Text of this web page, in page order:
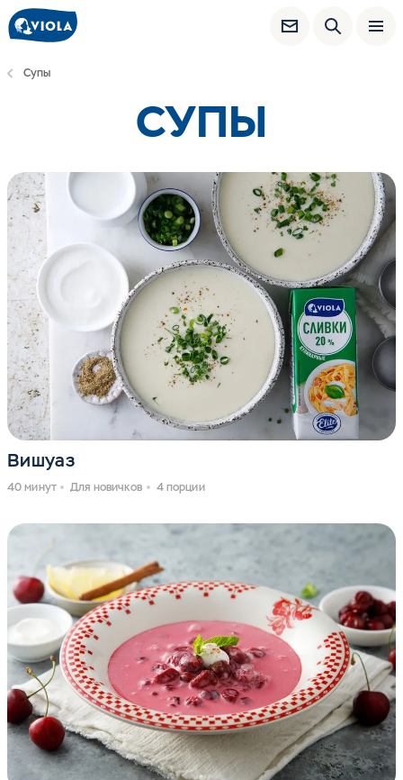
Супы
СУПЫ
Вишуаз
40 минут Для новичков 4 порции